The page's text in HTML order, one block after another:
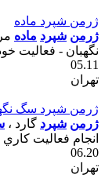
ژرمن شپرد ماده
ژرمن شپرد ماده
نگهبان - فعاليت
05.11
تهران
ژرمن شپرد سگ
ژرمن شپرد گارد ،
انجام فعاليت
06.20
تهران